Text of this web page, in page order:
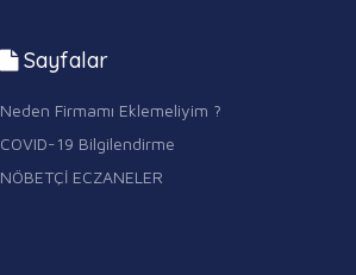
Sayfalar
Neden Firmamı Eklemeliyim ?
COVID-19 Bilgilendirme
NÖBETÇİ ECZANELER